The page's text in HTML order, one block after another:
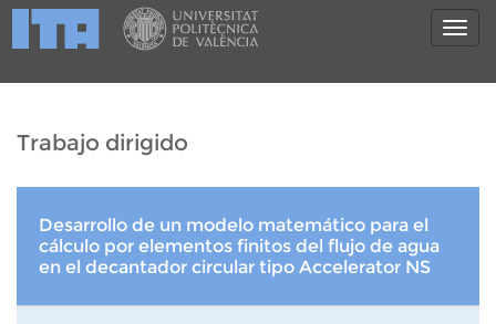
Trabajo dirigido
Desarrollo de un modelo matemático para el
cálculo por elementos finitos del flujo de agua
en el decantador circular tipo Accelerator NS